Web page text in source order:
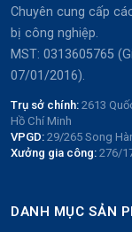
Chuyên cung cấp
bị công nghiệp.
MST: 0313605765
07/01/2016).
Trụ sở chính: 2613
Hồ Chí Minh
VPGD: 29/265 Song
Xưởng gia công: 276/
DANH MỤC SẢN